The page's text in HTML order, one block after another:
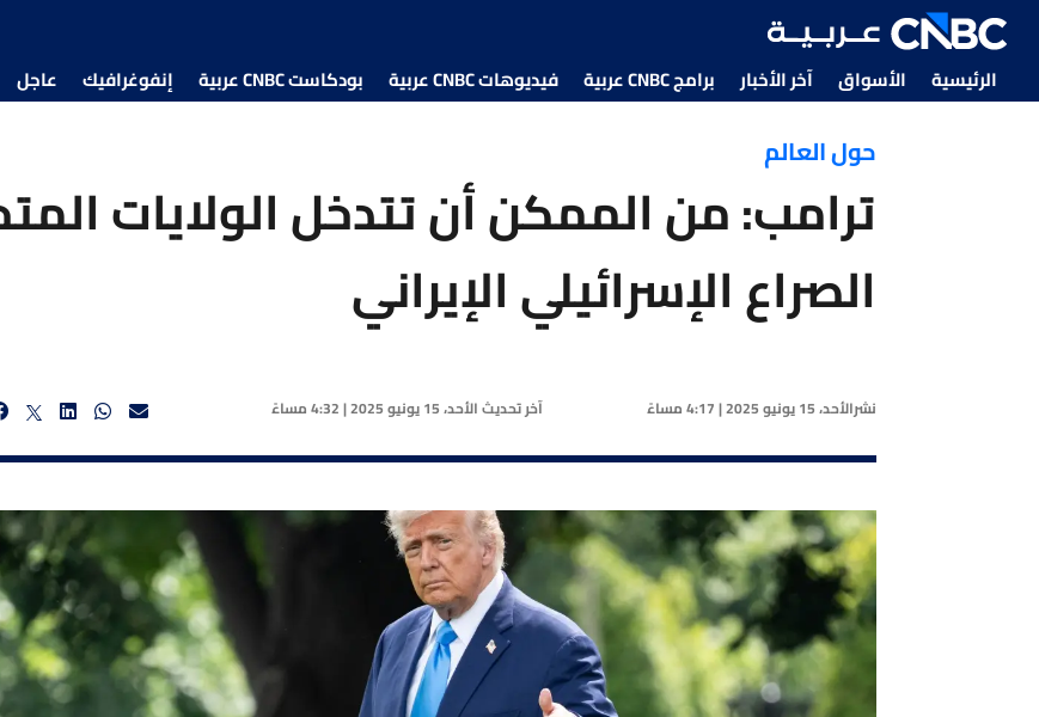
الرئيسية الأسواق آخر الأخبار برامج CNBC عربية فيديوهات CNBC عربية بودكاست CNBC عربية إنفوغرافيك عاجل
حول العالم
ترامب: من الممكن أن تتدخل الولايات
الصراع الإسرائيلي الإيراني
نشرالأحد، 15 يونيو 2025 | 4:17 مساءً آخر تحديثالأحد، 15 يونيو 2025 | 4:32 مساءً